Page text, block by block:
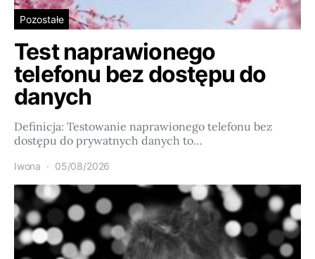
Pozostałe
Test naprawionego
telefonu bez dostępu do
danych
Definicja: Testowanie naprawionego telefonu bez
dostępu do prywatnych danych to…
Iwona 05/08/2026